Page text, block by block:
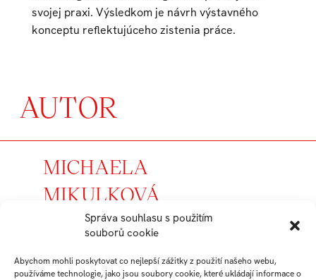
Správa souhlasu s použitím
souborů cookie
Abychom mohli poskytovat co nejlepší zážitky z použití našeho webu,
používáme technologie, jako jsou soubory cookie, které ukládají informace o
svojej praxi. Výsledkom je návrh výstavného
konceptu reflektujúceho zistenia práce.
AUTOR
MICHAELA
MIKULKOVÁ